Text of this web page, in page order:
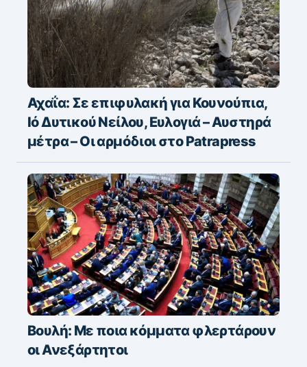
Αχαΐα: Σε επιφυλακή για Κουνούπια,
Ιό Δυτικού Νείλου, Ευλογιά – Αυστηρά
μέτρα – Οι αρμόδιοι στο Patrapress
Βουλή: Με ποια κόμματα φλερτάρουν
οι Ανεξάρτητοι